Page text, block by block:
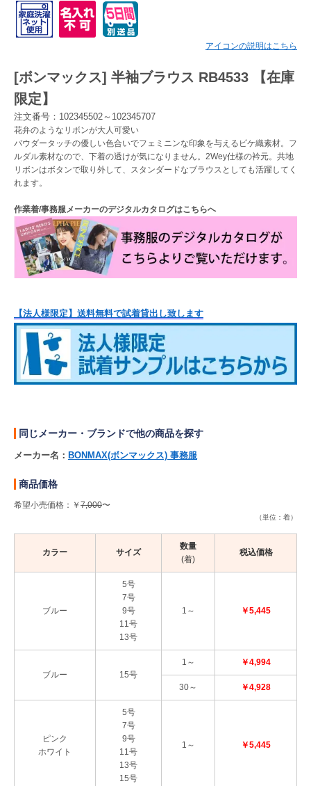
アイコンの説明はこちら
[ボンマックス] 半袖ブラウス RB4533 【在庫
限定】
注文番号：102345502～102345707
花弁のようなリボンが大人可愛い
パウダータッチの優しい色合いでフェミニンな印象を与えるピケ織素材。フ
ルダル素材なので、下着の透けが気になりません。2Wey仕様の衿元。共地
リボンはボタンで取り外して、スタンダードなブラウスとしても活躍してく
れます。
作業着/事務服メーカーのデジタルカタログはこちらへ
【法人様限定】送料無料で試着貸出し致します
同じメーカー・ブランドで他の商品を探す
メーカー名： BONMAX(ボンマックス) 事務服
商品価格
希望小売価格：￥ 7,000〜
（単位：着）
カラー サイズ
数量
(着)
税込価格
ブルー
5号
7号
9号
11号
13号
1～ ￥5,445
ブルー 15号
1～ ￥4,994
30～ ￥4,928
ピンク
ホワイト
5号
7号
9号
11号
13号
15号
1～ ￥5,445